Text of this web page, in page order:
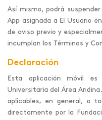
Así mismo, podrá
App asignada a El Usuario
de aviso previo y
incumplan los Términos y
Declaración
Esta aplicación móvil
Universitaria del Área
aplicables, en general, a
directamente por la